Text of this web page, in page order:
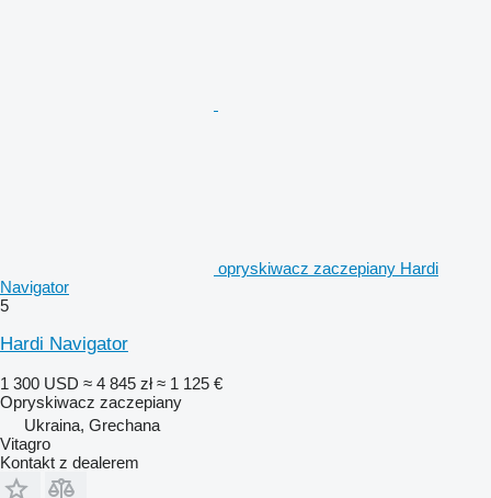
opryskiwacz zaczepiany Hardi
Navigator
5
Hardi Navigator
1 300 USD ≈ 4 845 zł ≈ 1 125 €
Opryskiwacz zaczepiany
Ukraina, Grechana
Vitagro
Kontakt z dealerem